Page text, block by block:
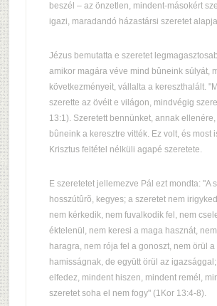
beszél – az önzetlen, mindent-másokért
igazi, maradandó házastársi szeretet
Jézus bemutatta e szeretet
amikor magára véve mind bûneink súlyát,
következményeit, vállalta a kereszthalált.
szerette az övéit e világon, mindvégig
13:1). Szeretett bennünket, annak
bûneink a keresztre vitték. Ez volt, és most
Krisztus feltétel nélküli agapé szeretete.
E szeretetet jellemezve Pál ezt mondta: "A
hosszútûrõ, kegyes; a szeretet nem
nem kérkedik, nem fuvalkodik fel, nem
éktelenül, nem keresi a maga hasznát,
haragra, nem rója fel a gonoszt, nem örül a
hamisságnak, de együtt örül az
elfedez, mindent hiszen, mindent remél,
szeretet soha el nem fogy" (1Kor 13:4-8).